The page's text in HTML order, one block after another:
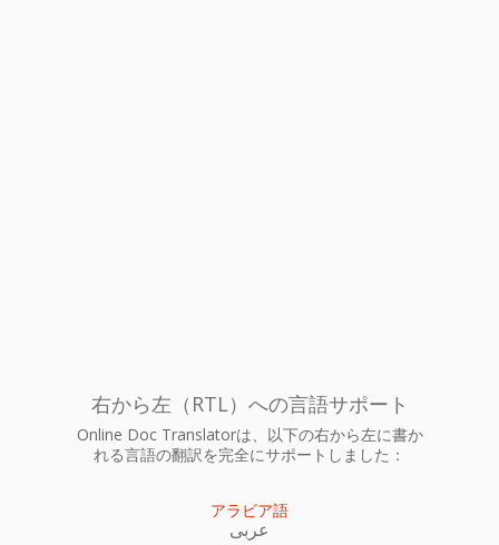
右から左（RTL）への言語サポート
Online Doc Translatorは、以下の右から左に書か
れる言語の翻訳を完全にサポートしました：
アラビア語
عربى